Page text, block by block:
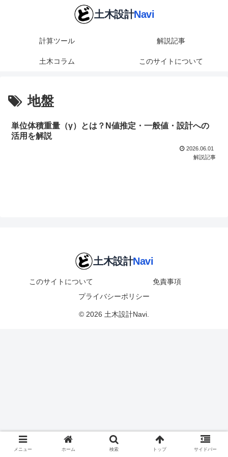
計算ツール 解説記事
土木コラム このサイトについて
地盤
単位体積重量（γ）とは？N値推定・一般値・設計への
活用を解説
2026.06.01
解説記事
このサイトについて
免責事項
プライバシーポリシー
© 2026 土木設計Navi.
メニュー ホーム 検索 トップ サイドバー